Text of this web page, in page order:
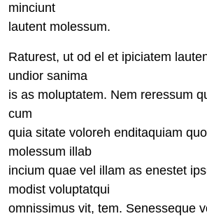
minciunt
lautent molessum.
Raturest, ut od el et ipiciatem
undior sanima
is as moluptatem. Nem reressum
cum
quia sitate voloreh enditaquiam
molessum illab
incium quae vel illam as enestet
modist voluptatqui
omnissimus vit, tem. Senesseque